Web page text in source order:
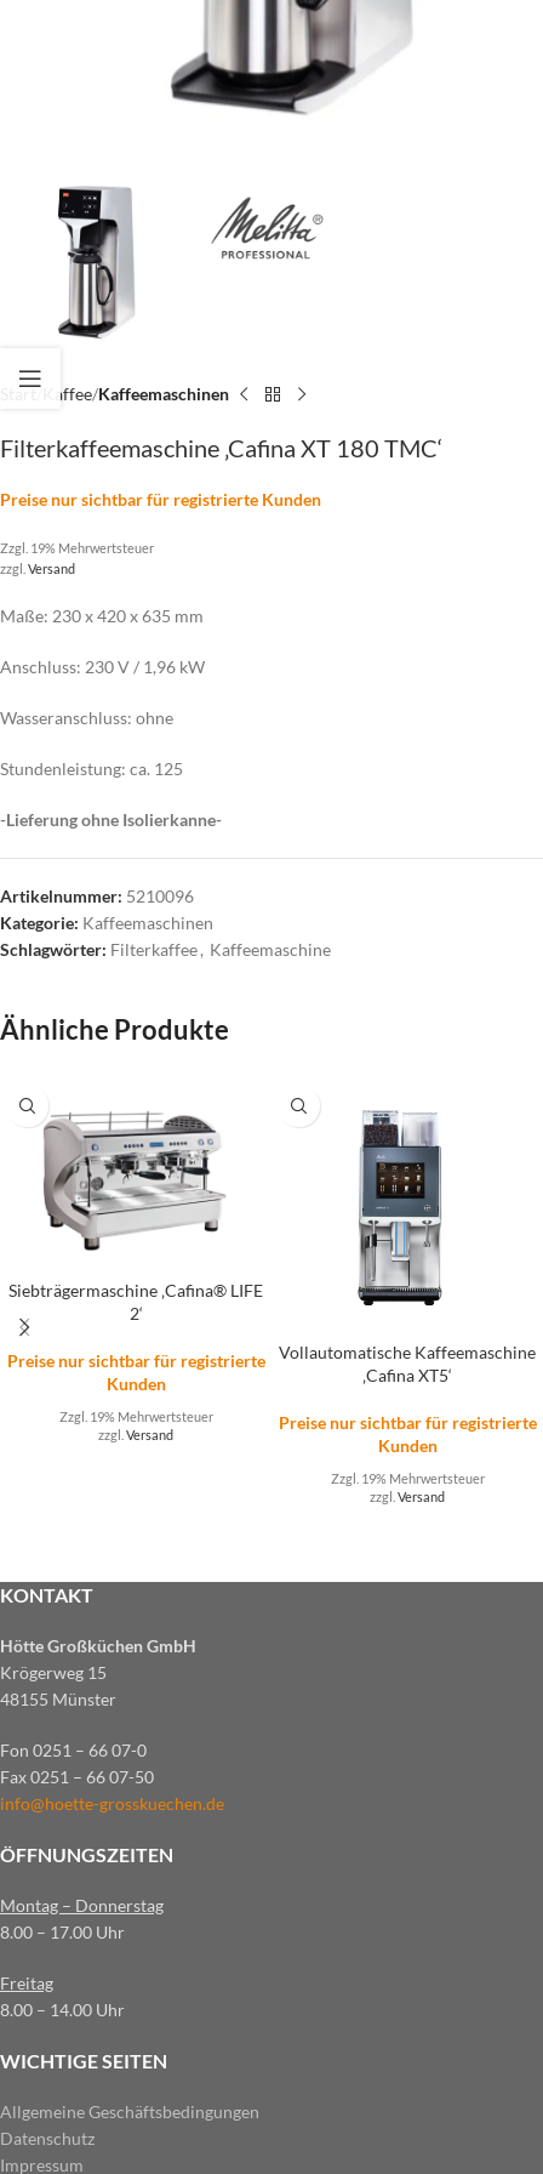
Start Kaffee Kaffeemaschinen
Filterkaffeemaschine ‚Cafina XT 180 TMC‘
Preise nur sichtbar für registrierte Kunden
Zzgl. 19% Mehrwertsteuer
zzgl. Versand
Maße: 230 x 420 x 635 mm
Anschluss: 230 V / 1,96 kW
Wasseranschluss: ohne
Stundenleistung: ca. 125
-Lieferung ohne Isolierkanne-
Artikelnummer: 5210096
Kategorie: Kaffeemaschinen
Schlagwörter: Filterkaffee, Kaffeemaschine
Ähnliche Produkte
Siebträgermaschine ‚Cafina® LIFE
2‘
Preise nur sichtbar für registrierte
Kunden
Zzgl. 19% Mehrwertsteuer
zzgl. Versand
Vollautomatische Kaffeemaschine
‚Cafina XT5‘
Preise nur sichtbar für registrierte
Kunden
Zzgl. 19% Mehrwertsteuer
zzgl. Versand
KONTAKT
Hötte Großküchen GmbH
Krögerweg 15
48155 Münster
Fon 0251 – 66 07-0
Fax 0251 – 66 07-50
info@hoette-grosskuechen.de
ÖFFNUNGSZEITEN
Montag – Donnerstag
8.00 – 17.00 Uhr
Freitag
8.00 – 14.00 Uhr
WICHTIGE SEITEN
Allgemeine Geschäftsbedingungen
Datenschutz
Impressum